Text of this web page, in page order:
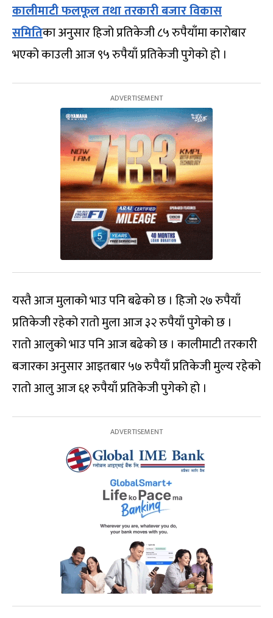
कालीमाटी फलफूल तथा तरकारी बजार विकास
समितिका अनुसार हिजो प्रतिकेजी ८५ रुपैयाँमा कारोबार
भएको काउली आज ९५ रुपैयाँ प्रतिकेजी पुगेको हो ।
यस्तै आज मुलाको भाउ पनि बढेको छ । हिजो २७ रुपैयाँ
प्रतिकेजी रहेको रातो मुला आज ३२ रुपैयाँ पुगेको छ ।
रातो आलुको भाउ पनि आज बढेको छ । कालीमाटी तरकारी
बजारका अनुसार आइतबार ५७ रुपैयाँ प्रतिकेजी मुल्य रहेको
रातो आलु आज ६१ रुपैयाँ प्रतिकेजी पुगेको हो ।